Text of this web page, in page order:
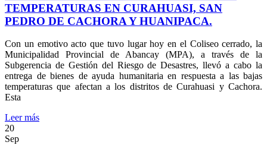
TEMPERATURAS EN CURAHUASI, SAN
PEDRO DE CACHORA Y HUANIPACA.
Con un emotivo acto que tuvo lugar hoy en el Coliseo cerrado, la
Municipalidad Provincial de Abancay (MPA), a través de la
Subgerencia de Gestión del Riesgo de Desastres, llevó a cabo la
entrega de bienes de ayuda humanitaria en respuesta a las bajas
temperaturas que afectan a los distritos de Curahuasi y Cachora.
Esta
Leer más
20
Sep